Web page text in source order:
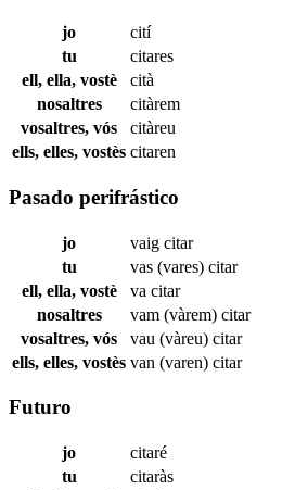
jo
cití
tu
citares
ell, ella, vostè
cità
nosaltres
citàrem
vosaltres, vós
citàreu
ells, elles, vostès citaren
Pasado perifrástico
jo vaig citar
tu
vas (vares) citar
ell, ella, vostè
va citar
nosaltres
vam (vàrem) citar
vosaltres, vós
vau (vàreu) citar
ells, elles, vostès van (varen) citar
Futuro
jo
citaré
tu
citaràs